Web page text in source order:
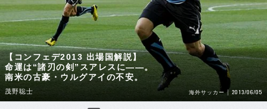
【コンフェデ2013 出場国解説】
命運は“諸刃の剣”スアレスに――。
南米の古豪・ウルグアイの不安。
茂野聡士 海外サッカー 2013/06/05